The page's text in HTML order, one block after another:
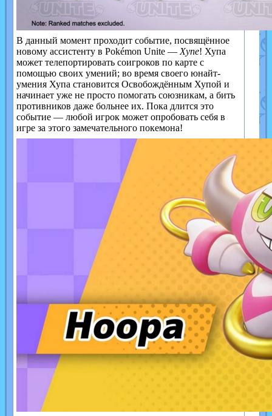
В данный момент проходит событие, посвящённое
новому ассистенту в Pokémon Unite — Хупе! Хупа
может телепортировать соигроков по карте с
помощью своих умений; во время своего юнайт-
умения Хупа становится Освобождённым Хупой и
начинает уже не просто помогать союзникам, а бить
противников даже больнее их. Пока длится это
событие — любой игрок может опробовать себя в
игре за этого замечательного покемона!